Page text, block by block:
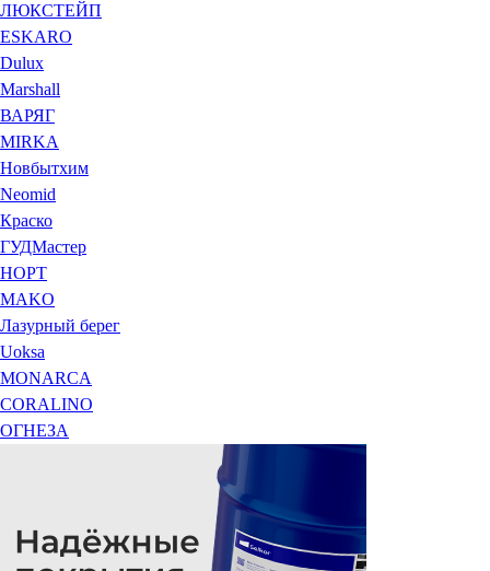
ЛЮКСТЕЙП
ESKARO
Dulux
Marshall
ВАРЯГ
MIRKA
Новбытхим
Neomid
Краско
ГУДМастер
НОРТ
MAKO
Лазурный берег
Uoksa
MONARCA
CORALINO
ОГНЕЗА